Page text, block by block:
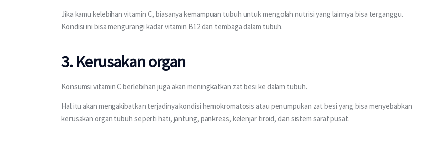
Jika kamu kelebihan vitamin C, biasanya kemampuan tubuh untuk mengolah nutrisi yang lainnya bisa terganggu.
Kondisi ini bisa mengurangi kadar vitamin B12 dan tembaga dalam tubuh.
3. Kerusakan organ
Konsumsi vitamin C berlebihan juga akan meningkatkan zat besi ke dalam tubuh.
Hal itu akan mengakibatkan terjadinya kondisi hemokromatosis atau penumpukan zat besi yang bisa menyebabkan
kerusakan organ tubuh seperti hati, jantung, pankreas, kelenjar tiroid, dan sistem saraf pusat.